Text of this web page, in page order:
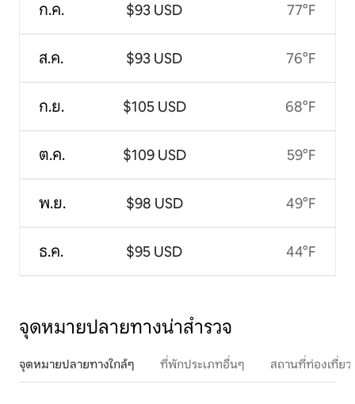
ก.ค.
ส.ค.
ก.ย.
ต.ค.
พ.ย.
ธ.ค.
$93 USD
$93 USD
$105 USD
$109 USD
$98 USD
$95 USD
77°F
76°F
68°F
59°F
49°F
44°F
จุดหมายปลายทางน่าสำรวจ
จุดหมายปลายทางใกล้ๆ ที่พักประเภทอื่นๆ สถานที่ท่องเที่ย